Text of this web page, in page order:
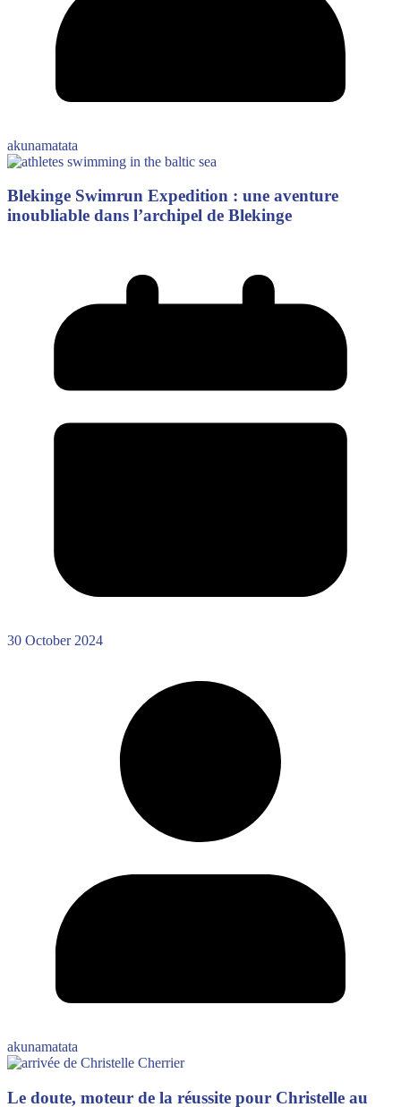
akunamatata
Blekinge Swimrun Expedition : une aventure
inoubliable dans l’archipel de Blekinge
30 October 2024
akunamatata
Le doute, moteur de la réussite pour Christelle au